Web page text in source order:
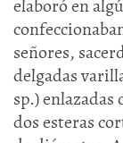
elaboró en
señores,
delgadas
sp.)
dos esteras